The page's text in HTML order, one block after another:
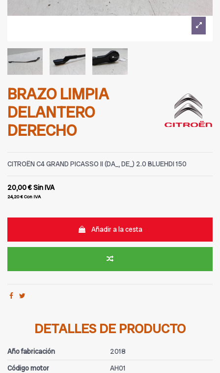
BRAZO LIMPIA
DELANTERO
DERECHO
CITROËN C4 GRAND PICASSO II (DA_, DE_) 2.0 BLUEHDI 150
20,00 €Sin IVA
24,20 €Con IVA
Añadir a la cesta
DETALLES DE PRODUCTO
Año fabricación
2018
Código motor
AH01